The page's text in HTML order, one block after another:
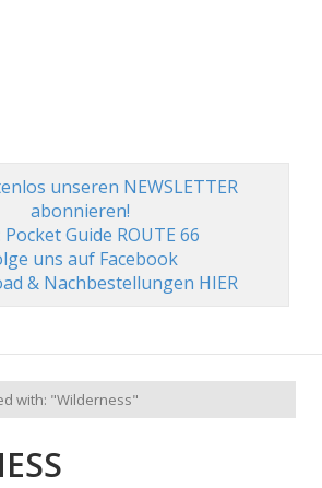
unseren NEWSLETTER
abonnieren!
Pocket Guide ROUTE 66
uns auf Facebook
& Nachbestellungen HIER
with: "Wilderness"